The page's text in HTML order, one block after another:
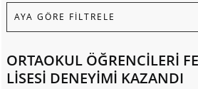
ORTAOKUL ÖĞRENCİLERİ
LİSESİ DENEYİMİ KAZANDI